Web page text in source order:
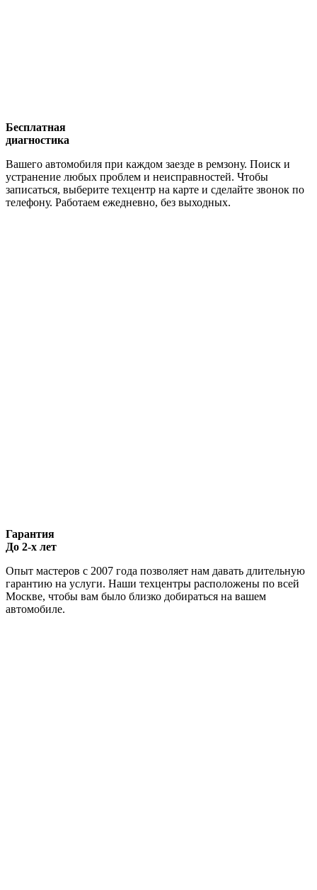
Бесплатная
диагностика
Вашего автомобиля при каждом заезде в ремзону. Поиск и
устранение любых проблем и неисправностей. Чтобы
записаться, выберите техцентр на карте и сделайте звонок по
телефону. Работаем ежедневно, без выходных.
Гарантия
До 2-х лет
Опыт мастеров с 2007 года позволяет нам давать длительную
гарантию на услуги. Наши техцентры расположены по всей
Москве, чтобы вам было близко добираться на вашем
автомобиле.